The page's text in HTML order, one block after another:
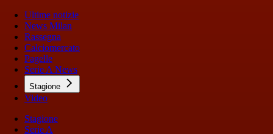
Ultime notizie
News Milan
Rassegna
Calciomercato
Pagelle
Serie A News
Stagione
Video
Stagione
Serie A